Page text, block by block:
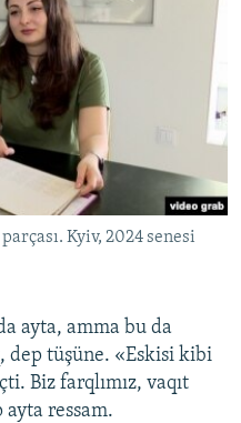
Kyiv, 2024 senesi
ayta, amma bu da
dep tüşüne. «Eskisi kibi
Biz farqlımız, vaqıt
ayta ressam.